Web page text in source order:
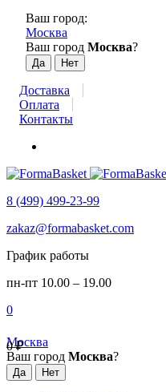
Ваш город:
Москва
Ваш город Москва?
Доставка
Оплата
Контакты
8 (499) 499-23-99
zakaz@formabasket.com
График работы
пн-пт 10.00 – 19.00
0
0₽
Москва
Ваш город Москва?